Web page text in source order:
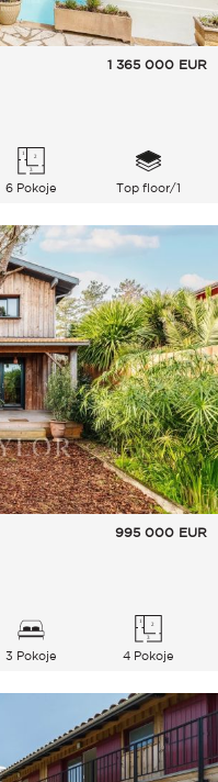
1 365 000 EUR
6 Pokoje Top floor/1
995 000 EUR
3 Pokoje 4 Pokoje